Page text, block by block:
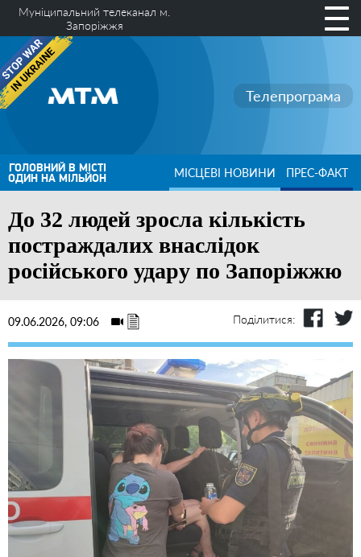
Муніципальний телеканал м.
Запоріжжя
Телепрограма
ГОЛОВНИЙ В МІСТІ
ОДИН НА МІЛЬЙОН МІСЦЕВІ НОВИНИ ПРЕС-ФАКТ
До 32 людей зросла кількість
постраждалих внаслідок
російського удару по Запоріжжю
09.06.2026, 09:06 Поділитися: